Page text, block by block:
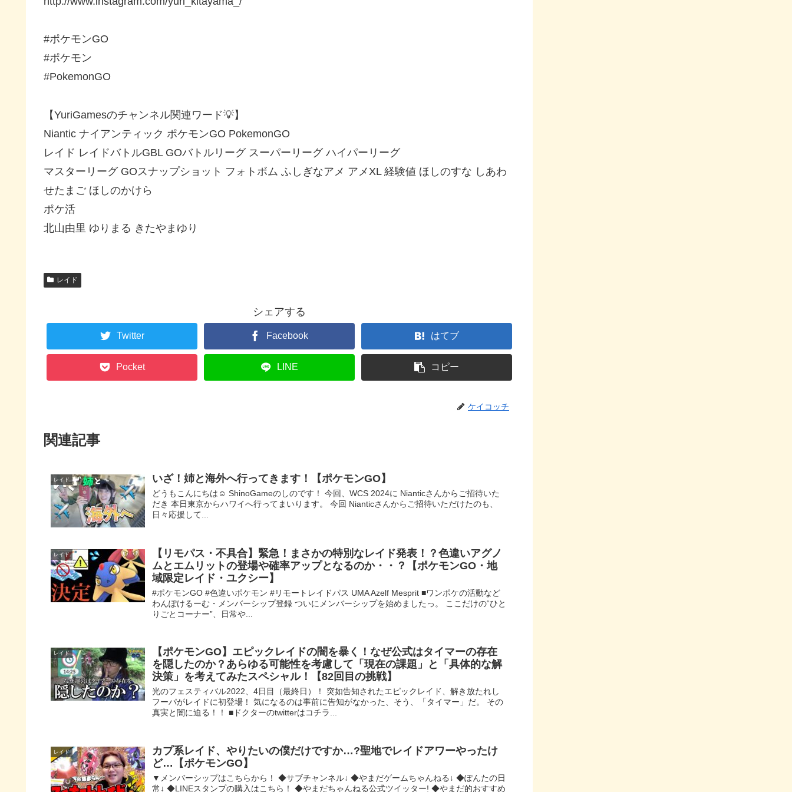
#ポケモンGO
#ポケモン
#PokemonGO
【YuriGamesのチャンネル関連ワード💡】
Niantic ナイアンティック ポケモンGO PokemonGO
レイド レイドバトルGBL GOバトルリーグ スーパーリーグ ハイパーリーグ
マスターリーグ GOスナップショット フォトボム ふしぎなアメ アメXL 経験値 ほしのすな しあわ
せたまご ほしのかけら
ポケ活
北山由里 ゆりまる きたやまゆり
レイド
シェアする
Twitter Facebook はてブ
Pocket LINE コピー
ケイコッチ
関連記事
レイド いざ！姉と海外へ行ってきます！【ポケモンGO】
どうもこんにちは☺ ShinoGameのしのです！ 今回、WCS 2024に Nianticさんからご招待いた
だき 本日東京からハワイへ行ってまいります。 今回 Nianticさんからご招待いただけたのも、
日々応援して...
レイド
【リモパス・不具合】緊急！まさかの特別なレイド発表！？色違いアグノ
ムとエムリットの登場や確率アップとなるのか・・？【ポケモンGO・地
域限定レイド・ユクシー】
#ポケモンGO #色違いポケモン #リモートレイドパス UMA Azelf Mesprit ■ワンポケの活動など
わんぽけるーむ・メンバーシップ登録 ついにメンバーシップを始めましたっ。 ここだけの“ひと
りごとコーナー”、日常や...
レイド
【ポケモンGO】エピックレイドの闇を暴く！なぜ公式はタイマーの存在
を隠したのか？あらゆる可能性を考慮して「現在の課題」と「具体的な解
決策」を考えてみたスペシャル！【82回目の挑戦】
光のフェスティバル2022、4日目（最終日）！ 突如告知されたエピックレイド、解き放たれし
フーパがレイドに初登場！ 気になるのは事前に告知がなかった、そう、「タイマー」だ。 その
真実と闇に迫る！！ ■ドクターのtwitterはコチラ...
レイド
カプ系レイド、やりたいの僕だけですか…?聖地でレイドアワーやったけ
ど…【ポケモンGO】
▼メンバーシップはこちらから！ ◆サブチャンネル↓ ◆やまだゲームちゃんねる↓ ◆ぽんたの日
常↓ ◆LINEスタンプの購入はこちら！ ◆やまだちゃんねる公式ツイッター! ◆やまだ的おすすめ